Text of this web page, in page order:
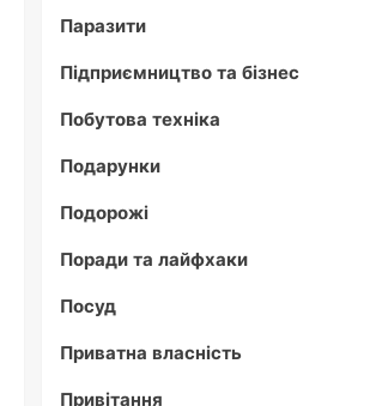
Паразити
Підприємництво та бізнес
Побутова техніка
Подарунки
Подорожі
Поради та лайфхаки
Посуд
Приватна власність
Привітання